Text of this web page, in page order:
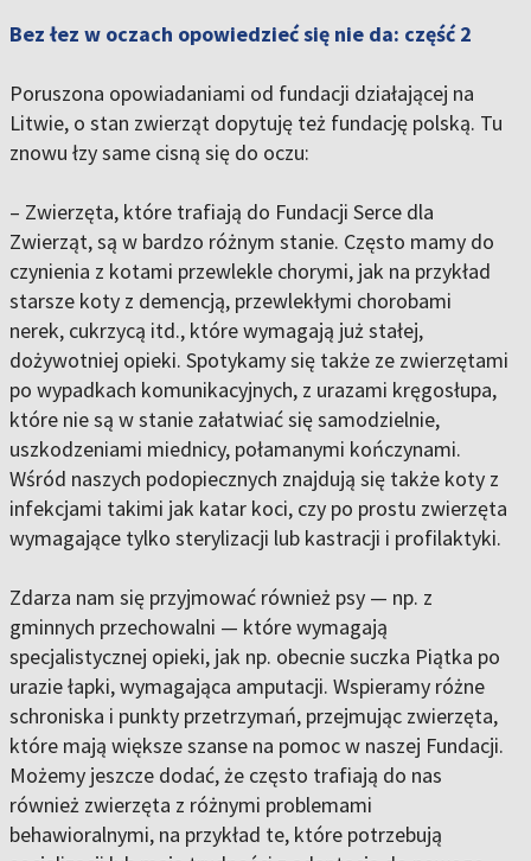
Bez łez w oczach opowiedzieć się nie da: część 2
Poruszona opowiadaniami od fundacji działającej na
Litwie, o stan zwierząt dopytuję też fundację polską. Tu
znowu łzy same cisną się do oczu:
– Zwierzęta, które trafiają do Fundacji Serce dla
Zwierząt, są w bardzo różnym stanie. Często mamy do
czynienia z kotami przewlekle chorymi, jak na przykład
starsze koty z demencją, przewlekłymi chorobami
nerek, cukrzycą itd., które wymagają już stałej,
dożywotniej opieki. Spotykamy się także ze zwierzętami
po wypadkach komunikacyjnych, z urazami kręgosłupa,
które nie są w stanie załatwiać się samodzielnie,
uszkodzeniami miednicy, połamanymi kończynami.
Wśród naszych podopiecznych znajdują się także koty z
infekcjami takimi jak katar koci, czy po prostu zwierzęta
wymagające tylko sterylizacji lub kastracji i profilaktyki.
Zdarza nam się przyjmować również psy — np. z
gminnych przechowalni — które wymagają
specjalistycznej opieki, jak np. obecnie suczka Piątka po
urazie łapki, wymagająca amputacji. Wspieramy różne
schroniska i punkty przetrzymań, przejmując zwierzęta,
które mają większe szanse na pomoc w naszej Fundacji.
Możemy jeszcze dodać, że często trafiają do nas
również zwierzęta z różnymi problemami
behawioralnymi, na przykład te, które potrzebują